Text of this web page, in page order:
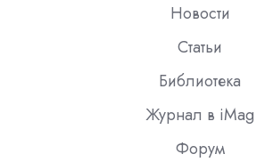
Новости
Статьи
Библиотека
Журнал в iMag
Форум